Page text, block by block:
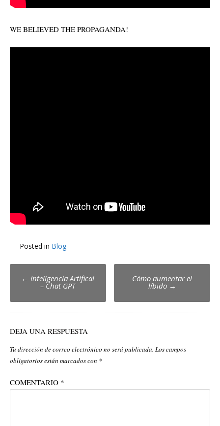
WE BELIEVED THE PROPAGANDA!
Posted in Blog
Post
navigation
← Inteligencia Artifical
– Chat GPT
Cómo aumentar el
líbido →
DEJA UNA RESPUESTA
Tu dirección de correo electrónico no será publicada. Los campos
obligatorios están marcados con *
COMENTARIO *